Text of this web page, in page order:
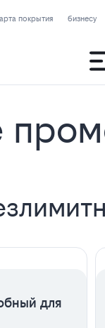
покрытия бизнесу
для